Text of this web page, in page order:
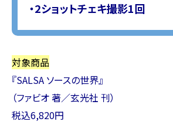
・2ショットチェキ撮影1回
対象商品
『SALSA ソースの世界』
（ファビオ 著／玄光社 刊）
税込6,820円